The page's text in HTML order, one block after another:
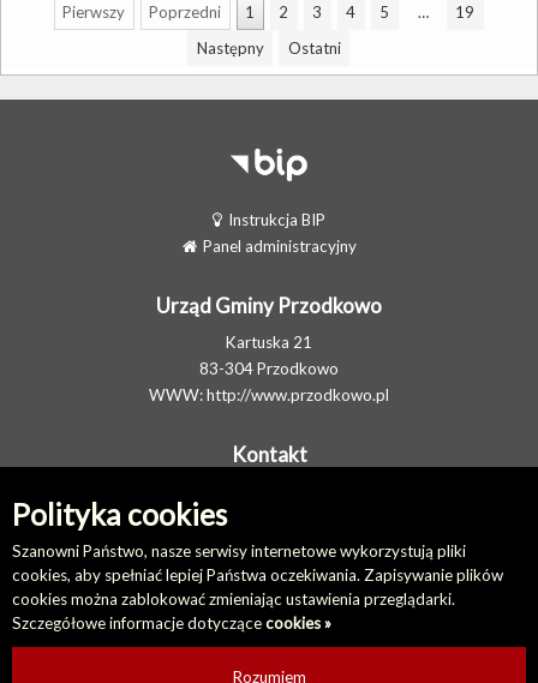
Polityka cookies
Szanowni Państwo, nasze serwisy internetowe wykorzystują pliki
cookies, aby spełniać lepiej Państwa oczekiwania. Zapisywanie plików
cookies można zablokować zmieniając ustawienia przeglądarki.
Szczegółowe informacje dotyczącecookies »
Rozumiem
Pierwszy Poprzedni 1 2 3 4 5 …
19
Następny
Ostatni
Instrukcja BIP
Panel administracyjny
Urząd Gminy Przodkowo
Kartuska 21
83-304 Przodkowo
WWW:http://www.przodkowo.pl
Kontakt
E-MAIL:
Elektroniczna Skrzynka Podawcza
Na skróty
Ostatnio dodane